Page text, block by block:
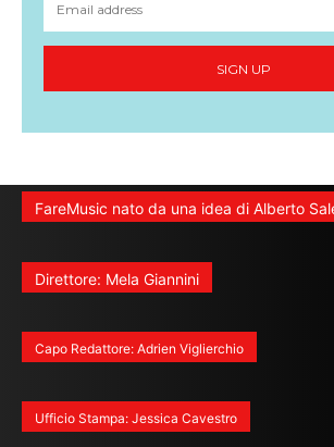
SIGN UP
FareMusic nato da una idea di Alberto
Direttore: Mela Giannini
Capo Redattore: Adrien Viglierchio
Ufficio Stampa: Jessica Cavestro